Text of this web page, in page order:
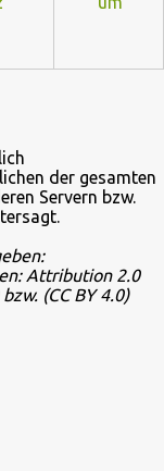
der gesamten
Servern bzw.
Attribution 2.0
bzw. (CC BY 4.0)